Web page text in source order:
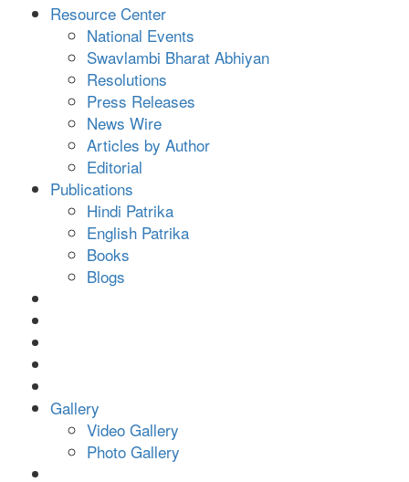
Resource Center
National Events
Swavlambi Bharat Abhiyan
Resolutions
Press Releases
News Wire
Articles by Author
Editorial
Publications
Hindi Patrika
English Patrika
Books
Blogs
Gallery
Video Gallery
Photo Gallery